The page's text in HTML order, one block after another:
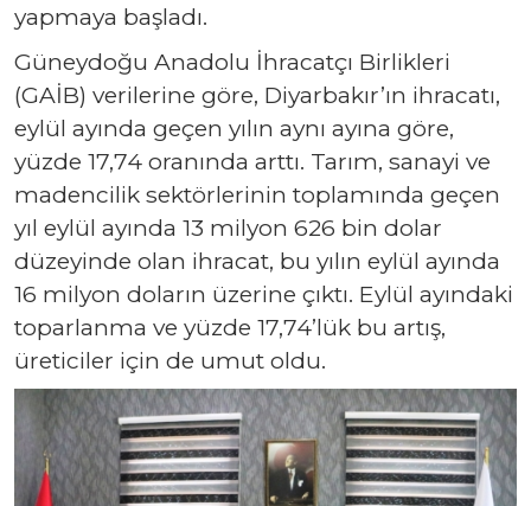
yapmaya başladı.
Güneydoğu Anadolu İhracatçı Birlikleri
(GAİB) verilerine göre, Diyarbakır’ın ihracatı,
eylül ayında geçen yılın aynı ayına göre,
yüzde 17,74 oranında arttı. Tarım, sanayi ve
madencilik sektörlerinin toplamında geçen
yıl eylül ayında 13 milyon 626 bin dolar
düzeyinde olan ihracat, bu yılın eylül ayında
16 milyon doların üzerine çıktı. Eylül ayındaki
toparlanma ve yüzde 17,74’lük bu artış,
üreticiler için de umut oldu.